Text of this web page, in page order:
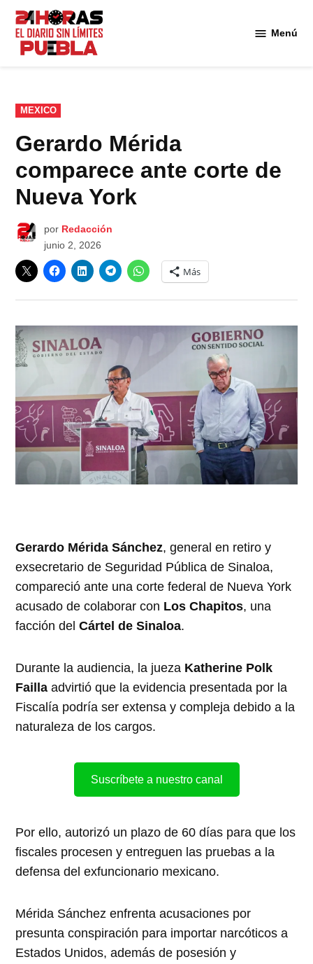
Saltar
contenido
Menú
PUBLICADO
EN
MEXICO
Gerardo Mérida
comparece ante corte de
Nueva York
por Redacción
junio 2, 2026
Más
Gerardo Mérida Sánchez, general en retiro y
exsecretario de Seguridad Pública de Sinaloa,
compareció ante una corte federal de Nueva York
acusado de colaborar con Los Chapitos, una
facción delCártel de Sinaloa.
Durante la audiencia, la jueza Katherine Polk
Failla advirtió que la evidencia presentada por la
Fiscalía podría ser extensa y compleja debido a la
naturaleza de los cargos.
Suscríbete a nuestro canal
Por ello, autorizó un plazo de 60 días para que los
fiscales procesen y entreguen las pruebas a la
defensa del exfuncionario mexicano.
Mérida Sánchez enfrenta acusaciones por
presunta conspiración para importar narcóticos a
Estados Unidos, además de posesión y